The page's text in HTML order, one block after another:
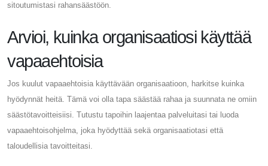
sitoutumistasi rahansäästöön.
Arvioi, kuinka organisaatiosi käyttää
vapaaehtoisia
Jos kuulut vapaaehtoisia käyttävään organisaatioon, harkitse kuinka
hyödynnät heitä. Tämä voi olla tapa säästää rahaa ja suunnata ne omiin
säästötavoitteisiisi. Tutustu tapoihin laajentaa palveluitasi tai luoda
vapaaehtoisohjelma, joka hyödyttää sekä organisaatiotasi että
taloudellisia tavoitteitasi.